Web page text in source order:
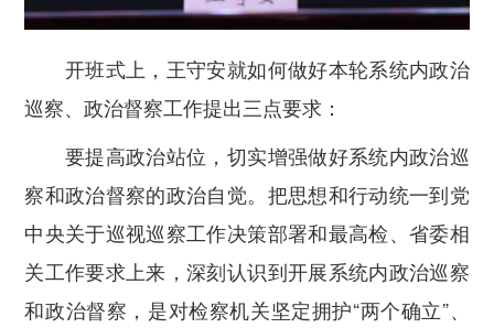
开班式上，王守安就如何做好本轮系统内政治
巡察、政治督察工作提出三点要求：
要提高政治站位，切实增强做好系统内政治巡
察和政治督察的政治自觉。把思想和行动统一到党
中央关于巡视巡察工作决策部署和最高检、省委相
关工作要求上来，深刻认识到开展系统内政治巡察
和政治督察，是对检察机关坚定拥护“两个确立”、